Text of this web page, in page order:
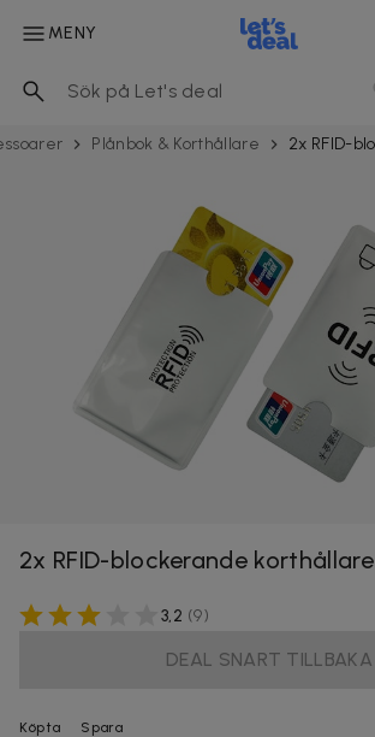
MENY
Plånbok & Korthållare
2x RFID-blockerande korthållare
3,2 (9)
DEAL SNART TILLBAKA
Köpta Spara